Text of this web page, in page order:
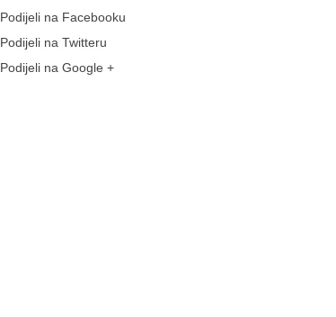
Podijeli na Facebooku
Podijeli na Twitteru
Podijeli na Google +